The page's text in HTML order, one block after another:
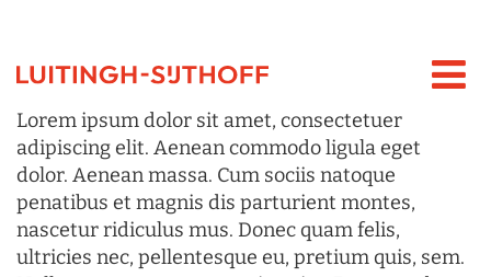
Lorem ipsum dolor sit amet, consectetuer
adipiscing elit. Aenean commodo ligula eget
dolor. Aenean massa. Cum sociis natoque
penatibus et magnis dis parturient montes,
nascetur ridiculus mus. Donec quam felis,
ultricies nec, pellentesque eu, pretium quis, sem.